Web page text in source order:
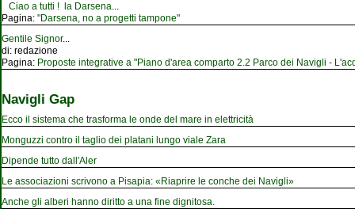
Ciao a tutti ! la Darsena...
Pagina: "Darsena, no a progetti tampone"
Gentile Signor...
di: redazione
Pagina: Proposte integrative a "Piano d'area comparto 2.2 Parco dei Navigli -
Navigli Gap
Ecco il sistema che trasforma le onde del mare in elettricità
Monguzzi contro il taglio dei platani lungo viale Zara
Dipende tutto dall'Aler
Le associazioni scrivono a Pisapia: «Riaprire le conche dei Navigli»
Anche gli alberi hanno diritto a una fine dignitosa.